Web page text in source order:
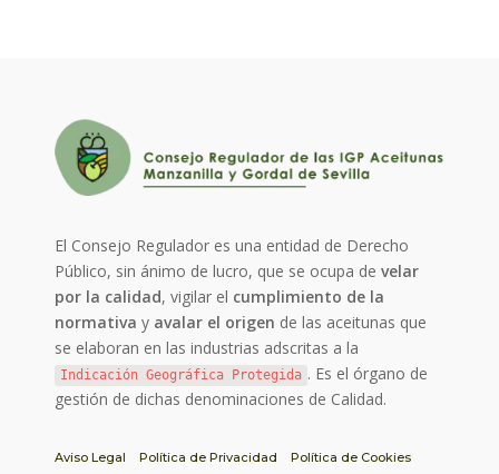
El Consejo Regulador es una entidad de Derecho
Público, sin ánimo de lucro, que se ocupa develar
por la calidad, vigilar el cumplimiento de la
normativa y avalar el origen de las aceitunas que
se elaboran en las industrias adscritas a la
Indicación Geográfica Protegida . Es el órgano de
gestión de dichas denominaciones de Calidad.
Aviso Legal Política de Privacidad
Política de Cookies